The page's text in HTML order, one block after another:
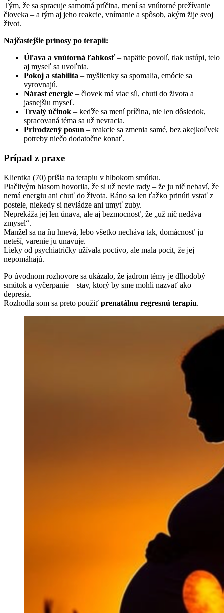
Tým, že sa spracuje samotná príčina, mení sa vnútorné prežívanie
človeka – a tým aj jeho reakcie, vnímanie a spôsob, akým žije svoj
život.
Najčastejšie prínosy po terapii:
Úľava a vnútorná ľahkosť– napätie povolí, tlak ustúpi, telo
aj myseľ sa uvoľnia.
Pokoj a stabilita – myšlienky sa spomalia, emócie sa
vyrovnajú.
Nárast energie – človek má viac síl, chuti do života a
jasnejšiu myseľ.
Trvalý účinok – keďže sa mení príčina, nie len dôsledok,
spracovaná téma sa už nevracia.
Prirodzený posun – reakcie sa zmenia samé, bez akejkoľvek
potreby niečo dodatočne konať.
Prípad z praxe
Klientka (70) prišla na terapiu v hlbokom smútku.
Plačlivým hlasom hovorila, že si už nevie rady – že ju nič nebaví, že
nemá energiu ani chuť do života. Ráno sa len ťažko prinúti vstať z
postele, niekedy si nevládze ani umyť zuby.
Neprekáža jej len únava, ale aj bezmocnosť, že „už nič nedáva
zmysel“.
Manžel sa na ňu hnevá, lebo všetko necháva tak, domácnosť ju
neteší, varenie ju unavuje.
Lieky od psychiatričky užívala poctivo, ale mala pocit, že jej
nepomáhajú.
Po úvodnom rozhovore sa ukázalo, že jadrom témy je dlhodobý
smútok a vyčerpanie – stav, ktorý by sme mohli nazvať ako
depresia.
Rozhodla som sa preto použiť prenatálnu regresnú terapiu.